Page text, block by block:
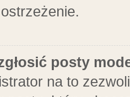
posty
na to